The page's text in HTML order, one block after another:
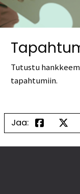
Tutustu
tapahtumiin.
Jaa: